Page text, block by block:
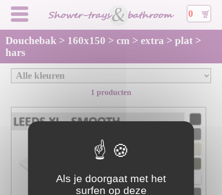
0
Douchebak > 160x150 > cm > extra > plat >
hars
1 producten
Als je doorgaat met het
surfen op deze